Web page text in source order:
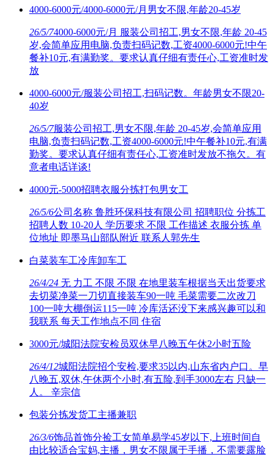
4000-6000元/4000-6000元/月男女不限,年龄20-45岁
26/5/74000-6000元/月 服装公司招工,男女不限,年龄 20-45
岁,会简单应用电脑,负责扫码记数,工资4000-6000元!中午
餐补10元,有满勤奖。要求认真仔细有责任心,工资准时发
放
4000-6000元/服装公司招工,扫码记数。年龄男女不限20-
40岁
26/5/7服装公司招工,男女不限,年龄 20-45岁,会简单应用
电脑,负责扫码记数,工资4000-6000元!中午餐补10元,有满
勤奖。要求认真仔细有责任心,工资准时发放不拖欠。有
意者电话详谈!
4000元-5000招聘衣服分拣打包男女工
26/5/6公司名称 鲁胜环保科技有限公司 招聘职位 分拣工
招聘人数 10-20人 学历要求 不限 工作描述 衣服分拣 单
位地址 即墨马山部队附近 联系人郭先生
白菜装车工冷库卸车工
26/4/24 无 力工 不限 不限 在地里装车根据当天出货要求
去切菜净菜一刀切直接装车90一吨 毛菜需要二次改刀
100一吨大棚倒运115一吨 冷库活还没下来感兴趣可以和
我联系 每天工作地点不同 住宿
3000元/城阳法院安检员双休早八晚五午休2小时五险
26/4/12城阳法院招个安检,要求35以内,山东省内户口。早
八晚五,双休,午休两个小时,有五险,到手3000左右 只缺一
人。 辛宗信
包装分拣发货工主播兼职
26/3/6饰品首饰分捡工女简单易学45岁以下,上班时间自
由比较适合宝妈,主播，男女不限属于手播，不需要露脸